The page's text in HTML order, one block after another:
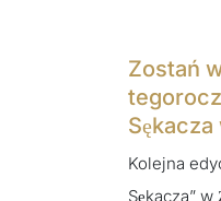
Zostań
Kolejna
Sękacza”